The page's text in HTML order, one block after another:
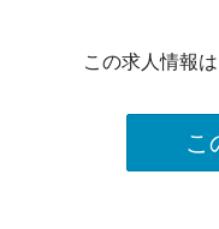
この求人情報は
こ